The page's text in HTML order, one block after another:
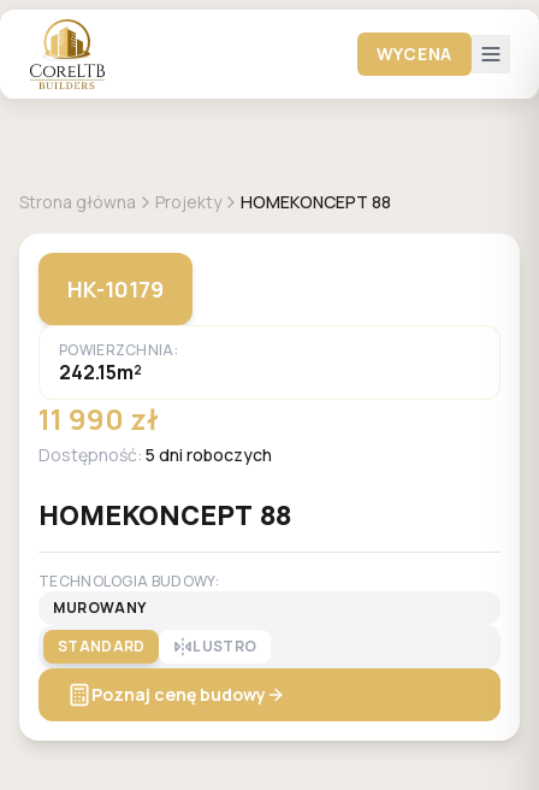
WYCENA
Strona główna Projekty HOMEKONCEPT 88
HK-10179
POWIERZCHNIA:
242.15m²
11 990 zł
Dostępność: 5 dni roboczych
HOMEKONCEPT 88
TECHNOLOGIA BUDOWY:
MUROWANY
STANDARD
LUSTRO
Poznaj cenę budowy